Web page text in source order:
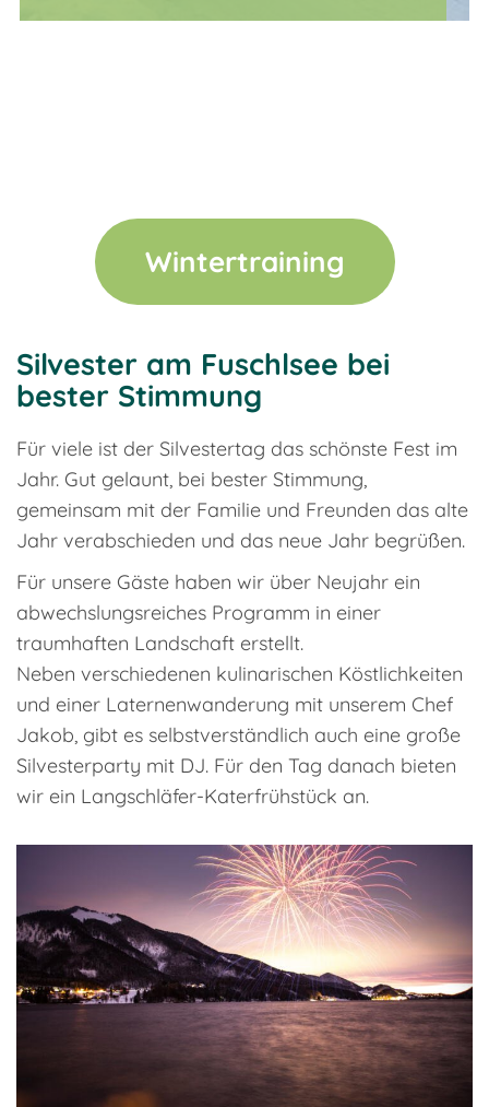
Wintertraining
Silvester am Fuschlsee bei
bester Stimmung
Für viele ist der Silvestertag das schönste Fest im
Jahr. Gut gelaunt, bei bester Stimmung,
gemeinsam mit der Familie und Freunden das alte
Jahr verabschieden und das neue Jahr begrüßen.
Für unsere Gäste haben wir über Neujahr ein
abwechslungsreiches Programm in einer
traumhaften Landschaft erstellt.
Neben verschiedenen kulinarischen Köstlichkeiten
und einer Laternenwanderung mit unserem Chef
Jakob, gibt es selbstverständlich auch eine große
Silvesterparty mit DJ. Für den Tag danach bieten
wir ein Langschläfer-Katerfrühstück an.